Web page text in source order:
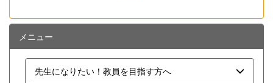
メニュー
先生になりたい！教員を目指す方へ